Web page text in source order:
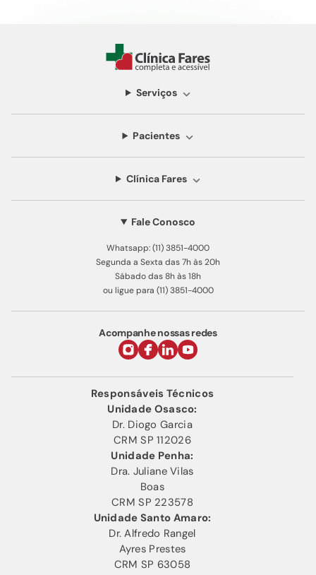
Serviços
Pacientes
Clínica Fares
Fale Conosco
Whatsapp: (11) 3851-4000
Segunda a Sexta das 7h às 20h
Sábado das 8h às 18h
ou ligue para (11) 3851-4000
Acompanhe nossas redes
Responsáveis Técnicos
Unidade Osasco:
Dr. Diogo Garcia
CRM SP 112026
Unidade Penha:
Dra. Juliane Vilas
Boas
CRM SP 223578
Unidade Santo Amaro:
Dr. Alfredo Rangel
Ayres Prestes
CRM SP 63058